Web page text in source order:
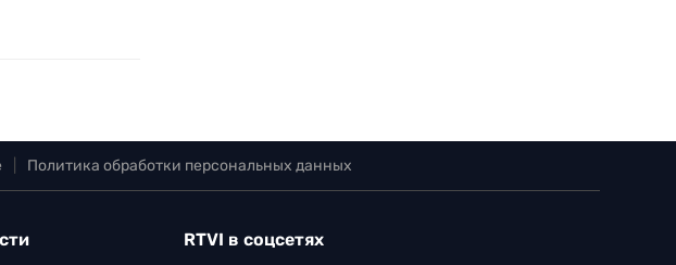
Политика обработки персональных данных
RTVI в соцсетях